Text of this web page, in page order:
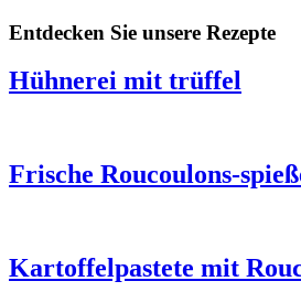
Entdecken Sie unsere Rezepte
Hühnerei mit trüffel
Frische Roucoulons-
Kartoffelpastete mit